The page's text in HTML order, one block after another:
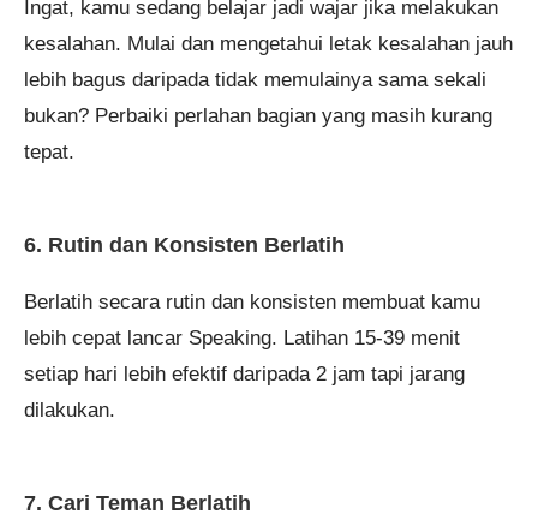
Ingat, kamu sedang belajar jadi wajar jika melakukan
kesalahan. Mulai dan mengetahui letak kesalahan jauh
lebih bagus daripada tidak memulainya sama sekali
bukan? Perbaiki perlahan bagian yang masih kurang
tepat.
6. Rutin dan Konsisten Berlatih
Berlatih secara rutin dan konsisten membuat kamu
lebih cepat lancar Speaking. Latihan 15-39 menit
setiap hari lebih efektif daripada 2 jam tapi jarang
dilakukan.
7. Cari Teman Berlatih